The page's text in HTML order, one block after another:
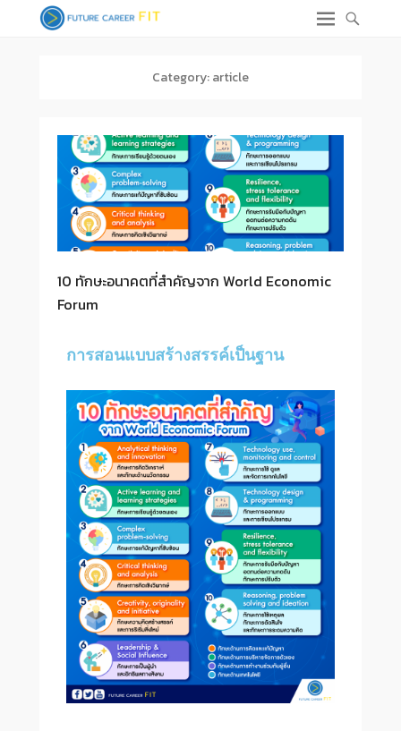
Category:article
10 ทักษะอนาคตที่สำคัญจาก World Economic
Forum
การสอนแบบสร้างสรรค์เป็นฐาน